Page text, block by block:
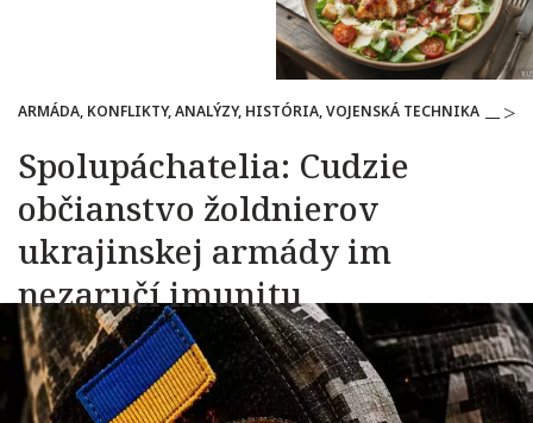
ARMÁDA, KONFLIKTY, ANALÝZY, HISTÓRIA, VOJENSKÁ TECHNIKA